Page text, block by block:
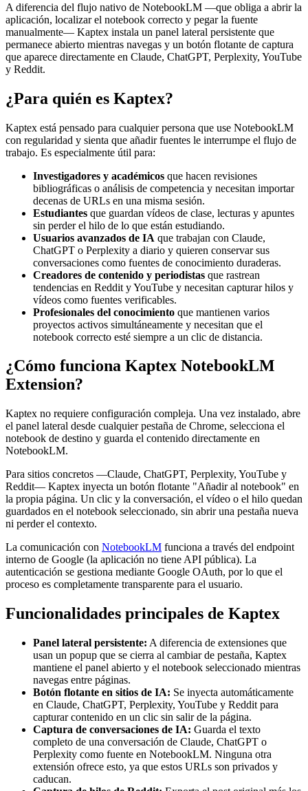
A diferencia del flujo nativo de NotebookLM —que obliga a abrir la
aplicación, localizar el notebook correcto y pegar la fuente
manualmente— Kaptex instala un panel lateral persistente que
permanece abierto mientras navegas y un botón flotante de captura
que aparece directamente en Claude, ChatGPT, Perplexity, YouTube
y Reddit.
¿Para quién es Kaptex?
Kaptex está pensado para cualquier persona que use NotebookLM
con regularidad y sienta que añadir fuentes le interrumpe el flujo de
trabajo. Es especialmente útil para:
Investigadores y académicos que hacen revisiones
bibliográficas o análisis de competencia y necesitan importar
decenas de URLs en una misma sesión.
Estudiantes que guardan vídeos de clase, lecturas y apuntes
sin perder el hilo de lo que están estudiando.
Usuarios avanzados de IA que trabajan con Claude,
ChatGPT o Perplexity a diario y quieren conservar sus
conversaciones como fuentes de conocimiento duraderas.
Creadores de contenido y periodistas que rastrean
tendencias en Reddit y YouTube y necesitan capturar hilos y
vídeos como fuentes verificables.
Profesionales del conocimiento que mantienen varios
proyectos activos simultáneamente y necesitan que el
notebook correcto esté siempre a un clic de distancia.
¿Cómo funciona Kaptex NotebookLM
Extension?
Kaptex no requiere configuración compleja. Una vez instalado, abre
el panel lateral desde cualquier pestaña de Chrome, selecciona el
notebook de destino y guarda el contenido directamente en
NotebookLM.
Para sitios concretos —Claude, ChatGPT, Perplexity, YouTube y
Reddit— Kaptex inyecta un botón flotante "Añadir al notebook" en
la propia página. Un clic y la conversación, el vídeo o el hilo quedan
guardados en el notebook seleccionado, sin abrir una pestaña nueva
ni perder el contexto.
La comunicación con NotebookLM funciona a través del endpoint
interno de Google (la aplicación no tiene API pública). La
autenticación se gestiona mediante Google OAuth, por lo que el
proceso es completamente transparente para el usuario.
Funcionalidades principales de Kaptex
Panel lateral persistente: A diferencia de extensiones que
usan un popup que se cierra al cambiar de pestaña, Kaptex
mantiene el panel abierto y el notebook seleccionado mientras
navegas entre páginas.
Botón flotante en sitios de IA: Se inyecta automáticamente
en Claude, ChatGPT, Perplexity, YouTube y Reddit para
capturar contenido en un clic sin salir de la página.
Captura de conversaciones de IA: Guarda el texto
completo de una conversación de Claude, ChatGPT o
Perplexity como fuente en NotebookLM. Ninguna otra
extensión ofrece esto, ya que estos URLs son privados y
caducan.